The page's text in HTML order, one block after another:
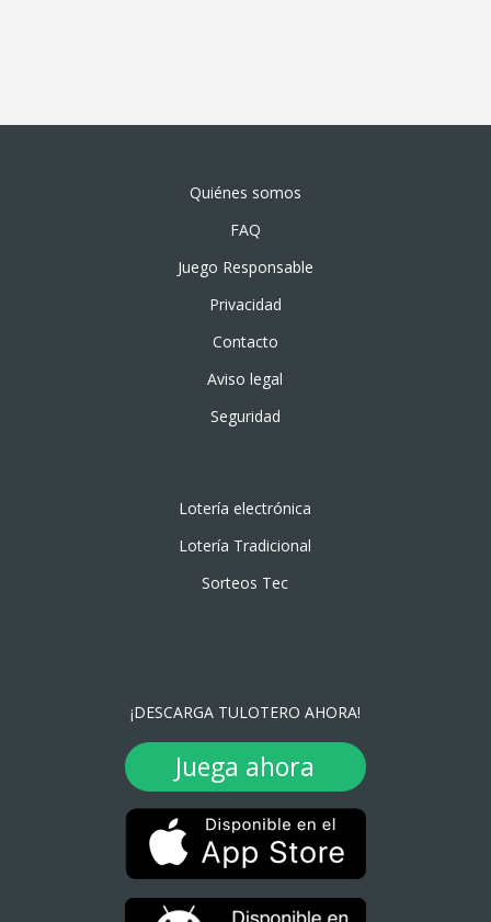
Quiénes somos
FAQ
Juego Responsable
Privacidad
Contacto
Aviso legal
Seguridad
Lotería electrónica
Lotería Tradicional
Sorteos Tec
¡DESCARGA TULOTERO AHORA!
Juega ahora